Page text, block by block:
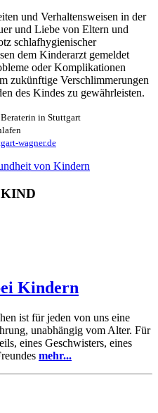
und Verhaltensweisen in der
und Liebe von Eltern und
schlafhygienischer
dem Kinderarzt gemeldet
oder Komplikationen
zukünftige Verschlimmerungen
des Kindes zu gewährleisten.
in Stuttgart
wagner.de
von Kindern
Kindern
ist für jeden von uns eine
unabhängig vom Alter. Für
eines Geschwisters, eines
mehr...